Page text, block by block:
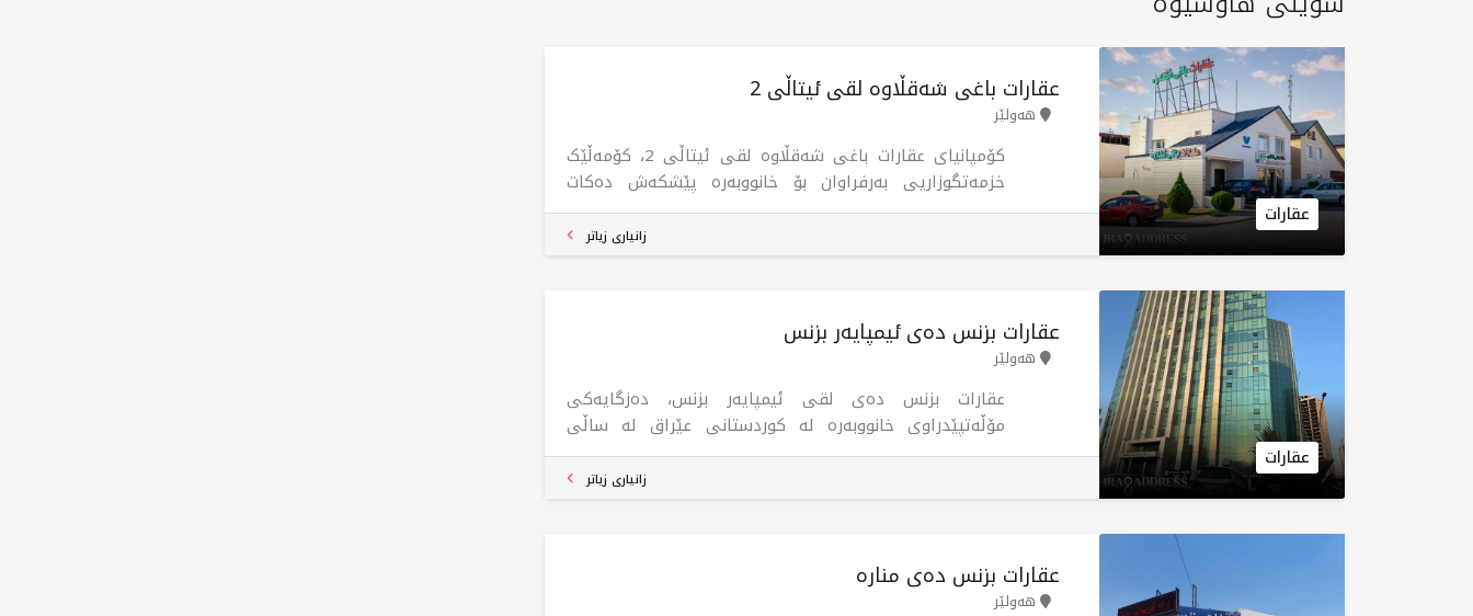
عقارات باغی شەقڵاوە لقی ئیتاڵی 2
هەولێر
عقارات
کۆمپانیای عقارات باغی شەقڵاوە لقی ئیتاڵی 2، کۆمەڵێک
خزمەتگوزاریی بەرفراوان بۆ خانووبەرە پێشکەش دەکات
لەوانە فرۆشتن، کڕین، و بەکرێدانی موڵکی نیشتەجێبوون و
بازرگانی لە شاری هەولێر. کۆمپانیاکە لقەکانی لە سلێمانی،
پابەندە بە بەرزترین ستانداردەکانی پیشەیی و شەفافیەت،
دڵنیابوون لە وەبەرهێنانێکی سەلامەت و قازانجدار لە
کڕیارەکانمان لە بوارە جیاوازەکانی خانووبەرەدا.
زانیاری زیاتر
عقارات بزنس دەی ئیمپایەر بزنس
هەولێر
عقارات
عقارات بزنس دەی لقی ئیمپایەر بزنس، دەزگایەکی
مۆڵەتپێدراوی خانووبەرە لە کوردستانی عێراق لە ساڵی
2006ەوە خاوەنی 24 لقە لە شاری هەولێر، بۆ کڕین و
فرۆشتن و کرێ و بەکرێدانی موڵک لە سەرجەم پڕۆژەکانی
زانیاری زیاتر
عقارات بزنس دەی منارە
هەولێر